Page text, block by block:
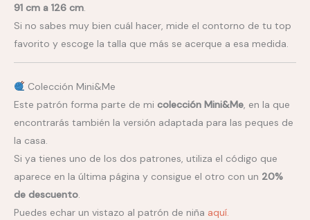
91 cm a 126 cm.
Si no sabes muy bien cuál hacer, mide el contorno de tu top
favorito y escoge la talla que más se acerque a esa medida.
Colección Mini&Me
Este patrón forma parte de mi colección Mini&Me, en la que
encontrarás también la versión adaptada para las peques de
la casa.
Si ya tienes uno de los dos patrones, utiliza el código que
aparece en la última página y consigue el otro con un 20%
de descuento.
Puedes echar un vistazo al patrón de niña aquí.